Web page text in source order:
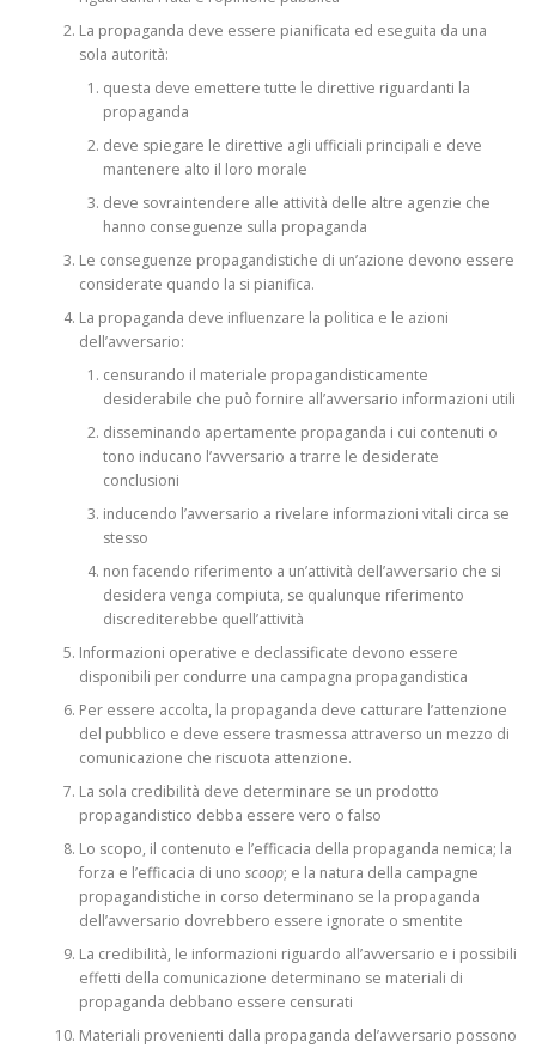
La propaganda deve essere pianificata ed eseguita da una
sola autorità:
questa deve emettere tutte le direttive riguardanti la
propaganda
deve spiegare le direttive agli ufficiali principali e deve
mantenere alto il loro morale
deve sovraintendere alle attività delle altre agenzie che
hanno conseguenze sulla propaganda
Le conseguenze propagandistiche di un’azione devono essere
considerate quando la si pianifica.
La propaganda deve influenzare la politica e le azioni
dell’avversario:
censurando il materiale propagandisticamente
desiderabile che può fornire all’avversario informazioni utili
disseminando apertamente propaganda i cui contenuti o
tono inducano l’avversario a trarre le desiderate
conclusioni
inducendo l’avversario a rivelare informazioni vitali circa se
stesso
non facendo riferimento a un’attività dell’avversario che si
desidera venga compiuta, se qualunque riferimento
discrediterebbe quell’attività
Informazioni operative e declassificate devono essere
disponibili per condurre una campagna propagandistica
Per essere accolta, la propaganda deve catturare l’attenzione
del pubblico e deve essere trasmessa attraverso un mezzo di
comunicazione che riscuota attenzione.
La sola credibilità deve determinare se un prodotto
propagandistico debba essere vero o falso
Lo scopo, il contenuto e l’efficacia della propaganda nemica; la
forza e l’efficacia di uno scoop; e la natura della campagne
propagandistiche in corso determinano se la propaganda
dell’avversario dovrebbero essere ignorate o smentite
La credibilità, le informazioni riguardo all’avversario e i possibili
effetti della comunicazione determinano se materiali di
propaganda debbano essere censurati
Materiali provenienti dalla propaganda del’avversario possono